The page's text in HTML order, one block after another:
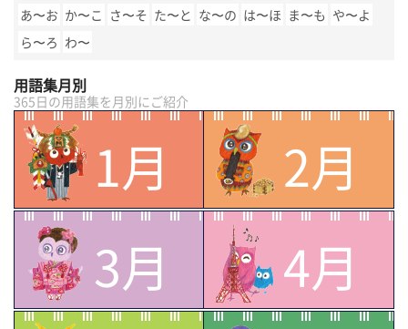
あ〜お か〜こ さ〜そ た〜と な〜の は〜ほ ま〜も や〜よ
ら〜ろ わ〜
用語集月別
365日の用語集を月別にご紹介
1月
2月
3月
4月